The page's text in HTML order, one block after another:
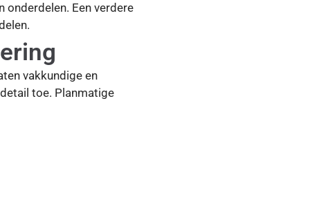
onderdelen. Een verdere
vakkundige en
toe. Planmatige